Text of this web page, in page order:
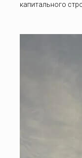
капитального